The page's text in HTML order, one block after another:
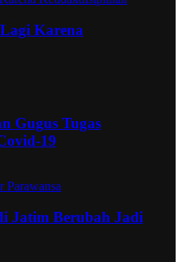
Karena
Gugus Tugas
19
Jatim Berubah Jadi